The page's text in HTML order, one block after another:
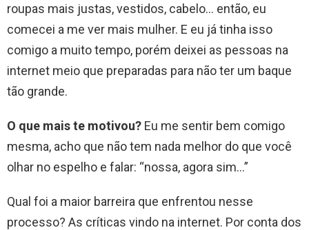
roupas mais justas, vestidos, cabelo… então, eu
comecei a me ver mais mulher. E eu já tinha isso
comigo a muito tempo, porém deixei as pessoas na
internet meio que preparadas para não ter um baque
tão grande.
O que mais te motivou? Eu me sentir bem comigo
mesma, acho que não tem nada melhor do que você
olhar no espelho e falar: “nossa, agora sim…”
Qual foi a maior barreira que enfrentou nesse
processo? As críticas vindo na internet. Por conta dos